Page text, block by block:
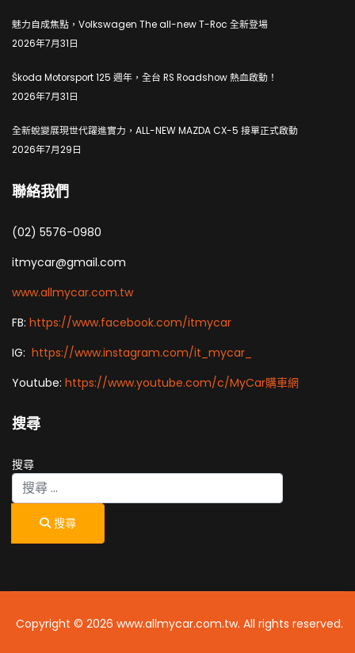
魅力自成焦點，Volkswagen The all-new T-Roc 全新登場
2026年7月31日
Škoda Motorsport 125 週年，全台 RS Roadshow 熱血啟動！
2026年7月31日
全新蛻變展現世代躍進實力，ALL-NEW MAZDA CX-5 接單正式啟動
2026年7月29日
聯絡我們
(02) 5576-0980
itmycar@gmail.com
www.allmycar.com.tw
FB: https://www.facebook.com/itmycar
IG: https://www.instagram.com/it_mycar_
Youtube: https://www.youtube.com/c/MyCar購車網
搜尋
搜尋
搜尋
Copyright © 2026 www.allmycar.com.tw. All rights reserved.